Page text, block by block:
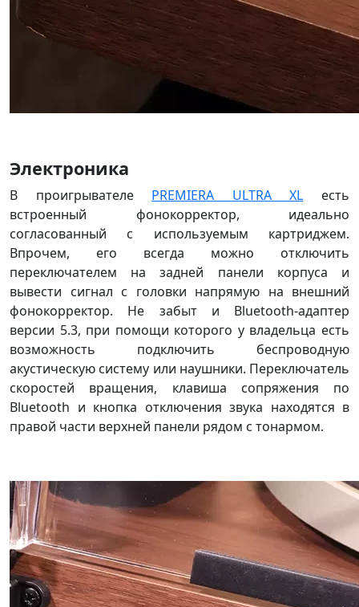
Электроника
В проигрывателе PREMIERA ULTRA XL есть
встроенный фонокорректор, идеально
согласованный с используемым картриджем.
Впрочем, его всегда можно отключить
переключателем на задней панели корпуса и
вывести сигнал с головки напрямую на внешний
фонокорректор. Не забыт и Bluetooth-адаптер
версии 5.3, при помощи которого у владельца есть
возможность подключить беспроводную
акустическую систему или наушники. Переключатель
скоростей вращения, клавиша сопряжения по
Bluetooth и кнопка отключения звука находятся в
правой части верхней панели рядом с тонармом.